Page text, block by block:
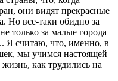
они видят прекрасные
Но все-таки обидно за
только за малые города
Я считаю, что, именно, в
мы учимся настоящей
как трудились на